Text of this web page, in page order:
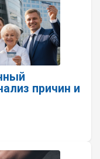
причин и